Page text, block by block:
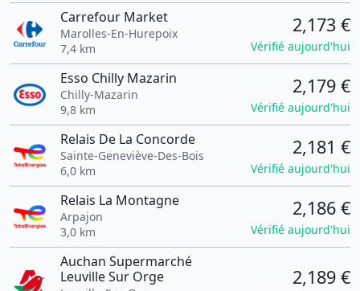
Carrefour Market
Marolles-En-Hurepoix
7,4 km
2,173 €
Vérifié aujourd'hui
Esso Chilly Mazarin
Chilly-Mazarin
9,8 km
2,179 €
Vérifié aujourd'hui
Relais De La Concorde
Sainte-Geneviève-Des-Bois
6,0 km
2,181 €
Vérifié aujourd'hui
Relais La Montagne
Arpajon
3,0 km
2,186 €
Vérifié aujourd'hui
Auchan Supermarché
Leuville Sur Orge
2,189 €